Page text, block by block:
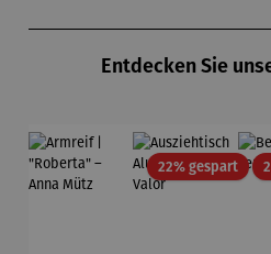
Entdecken Sie
22% gespart